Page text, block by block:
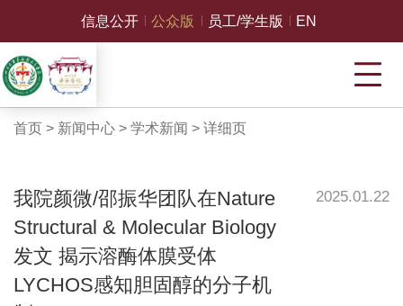
信息公开 公众版 员工/学生版 EN
首页 > 新闻中心> 学术新闻 > 详细页
我院颜微/邵振华团队在Nature
Structural & Molecular Biology
发文 揭示溶酶体膜受体
LYCHOS感知胆固醇的分子机
2025.01.22